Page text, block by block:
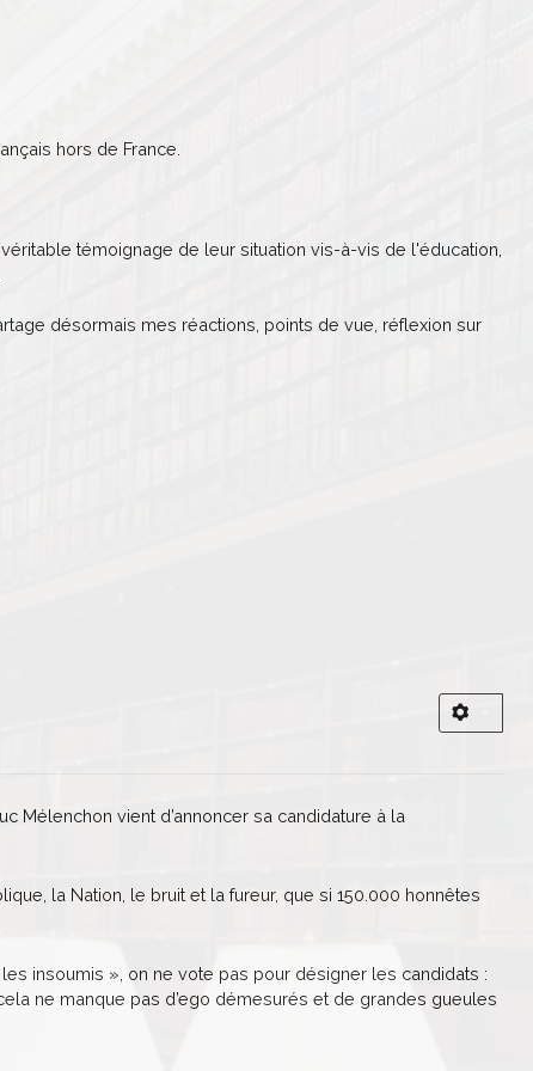
hors de France.
témoignage de leur situation vis-à-vis de l'éducation,
désormais mes réactions, points de vue, réflexion sur
Mélenchon vient d’annoncer sa candidature à la
la Nation, le bruit et la fureur, que si 150.000 honnêtes
insoumis », on ne vote pas pour désigner les candidats :
ne manque pas d’ego démesurés et de grandes gueules